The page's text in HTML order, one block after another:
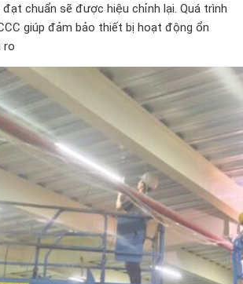
chuẩn sẽ được hiệu chỉnh lại. Quá trình
giúp đảm bảo thiết bị hoạt động ổn
ro